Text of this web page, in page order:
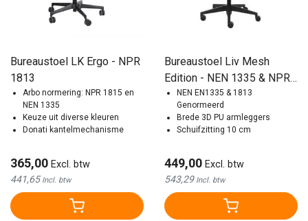
Bureaustoel LK Ergo - NPR
1813
Arbo normering: NPR 1815 en
NEN 1335
Keuze uit diverse kleuren
Donati kantelmechanisme
365,00 Excl. btw
441,65Incl. btw
Bureaustoel Liv Mesh
Edition - NEN 1335 & NPR
1813NEN EN1335 & 1813
Genormeerd
Brede 3D PU armleggers
Schuifzitting 10 cm
449,00 Excl. btw
543,29 Incl. btw